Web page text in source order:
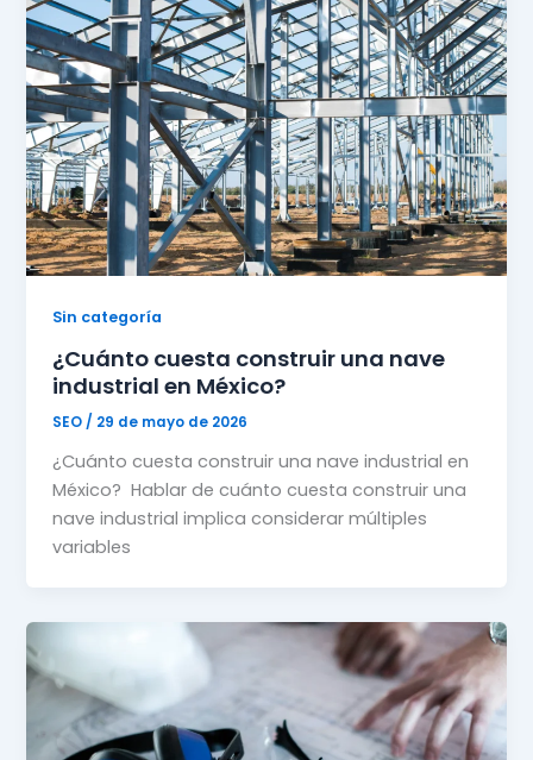
Sin categoría
¿Cuánto cuesta construir una nave
industrial en México?
SEO / 29 de mayo de 2026
¿Cuánto cuesta construir una nave industrial en
México? Hablar de cuánto cuesta construir una
nave industrial implica considerar múltiples
variables